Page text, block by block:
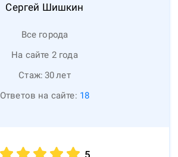
Сергей Шишкин
Все города
На сайте 2 года
Стаж: 30лет
Ответов на сайте: 18
5